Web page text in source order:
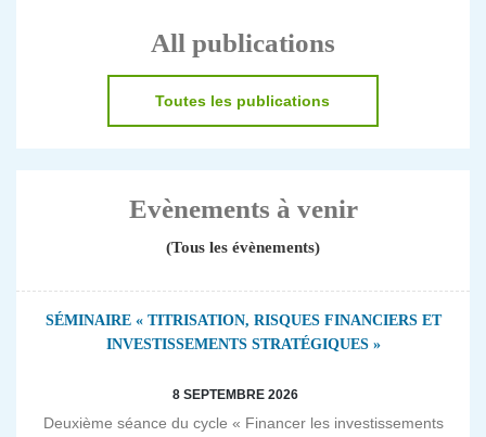
All publications
Toutes les publications
Evènements à venir
(Tous les évènements)
SÉMINAIRE « TITRISATION, RISQUES FINANCIERS ET
INVESTISSEMENTS STRATÉGIQUES »
8 SEPTEMBRE 2026
Deuxième séance du cycle « Financer les investissements